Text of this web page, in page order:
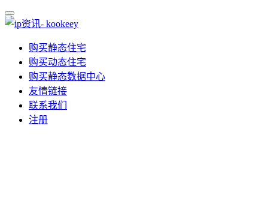
购买静态住宅
购买动态住宅
购买静态数据中心
友情链接
联系我们
注册